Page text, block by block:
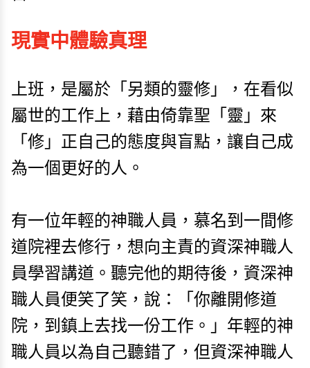
現實中體驗真理
上班，是屬於「另類的靈修」，在看似
屬世的工作上，藉由倚靠聖「靈」來
「修」正自己的態度與盲點，讓自己成
為一個更好的人。
有一位年輕的神職人員，慕名到一間修
道院裡去修行，想向主責的資深神職人
員學習講道。聽完他的期待後，資深神
職人員便笑了笑，說：「你離開修道
院，到鎮上去找一份工作。」年輕的神
職人員以為自己聽錯了，但資深神職人